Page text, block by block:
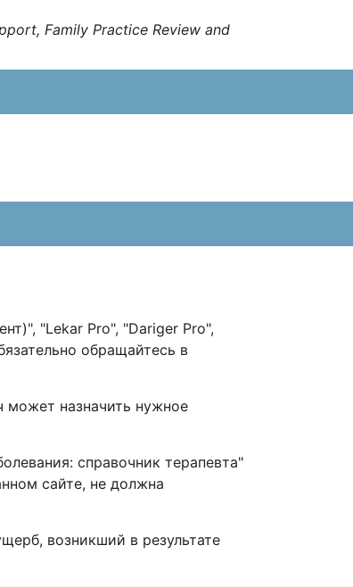
Family Practice Review and
"Lekar Pro", "Dariger Pro",
обращайтесь в
может назначить нужное
справочник терапевта"
сайте, не должна
возникший в результате